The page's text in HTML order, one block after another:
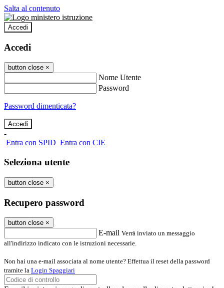
Salta al contenuto
Accedi
Accedi
button close ×
Nome Utente
Password
Password dimenticata?
-
Entra con SPID Entra con CIE
Seleziona utente
button close ×
Recupero password
button close ×
E-mail Verrà inviato un messaggio
all'indirizzo indicato con le istruzioni necessarie.
Non hai una e-mail associata al nome utente? Effettua il reset della password
tramite la Login Spaggiari